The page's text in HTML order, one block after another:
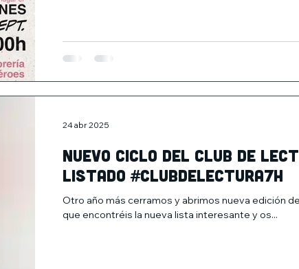
Nuevo ciclo del Club de
listado #clubdelectura7h
Otro año más cerramos y abrimos nueva edición
que encontréis la nueva lista interesante y os...
24 abr 2025